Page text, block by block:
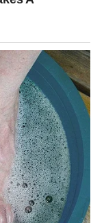
sledeće
te iscrpljuju –
svojoj
Da ne
sada dolazi
čekao da stvari